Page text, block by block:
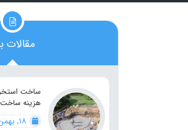
مقالات
ساخت
هزینه